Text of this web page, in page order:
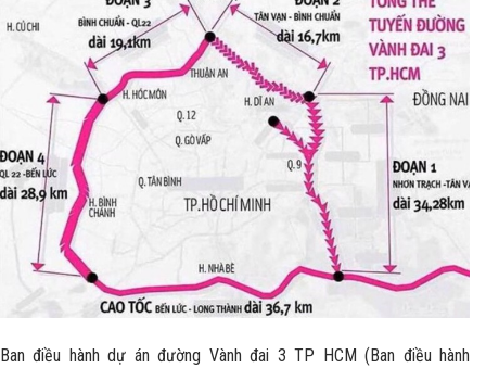
Ban điều hành dự án đường Vành đai 3 TP HCM (Ban điều hành